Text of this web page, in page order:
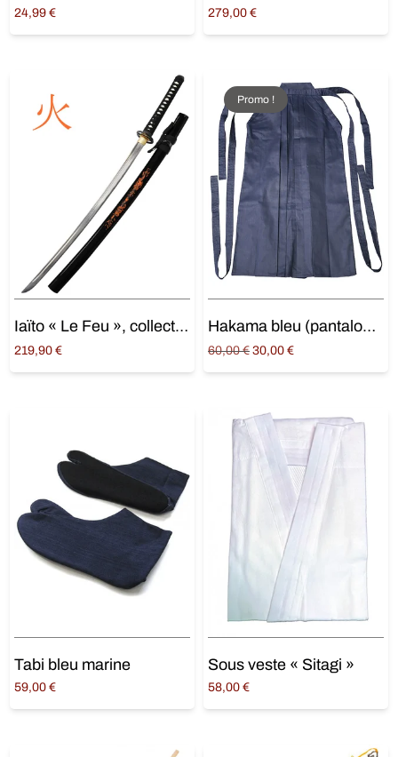
24,99 €
Ajouter au panier
279,00 €
Ajouter au panier
Iaïto « Le Feu », collection « Les 5 éléments »
219,90 €
Choix des options
Promo !
Hakama bleu (pantalon d’entraînement)
60,00€ Original
30,00 €Current
Choix des options
Tabi bleu marine
59,00 €
Choix des options
Sous veste « Sitagi »
58,00 €
Choix des options